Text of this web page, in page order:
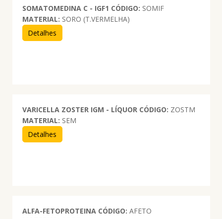
SOMATOMEDINA C - IGF1 CÓDIGO: SOMIF
MATERIAL: SORO (T.VERMELHA)
Detalhes
VARICELLA ZOSTER IGM - LÍQUOR CÓDIGO: ZOSTM
MATERIAL: SEM
Detalhes
ALFA-FETOPROTEINA CÓDIGO: AFETO